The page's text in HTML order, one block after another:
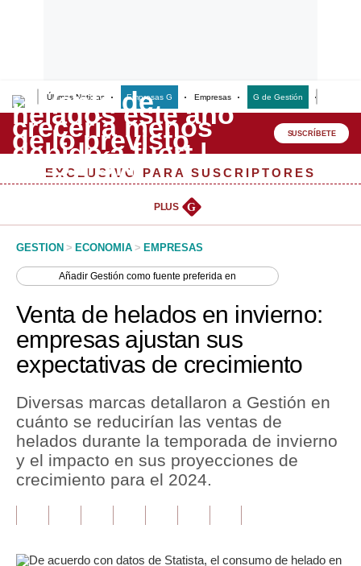
Últimas Noticias Empresas G Empresas G de Gestión
Lo último
Peru Quiosco
Management & Empleo
Perú
Política
Finanzas Personales
Inmobiliarias
Plus G
SUSCRÍBETE
EXCLUSIVO PARA SUSCRIPTORES
PLUS G
GESTION > ECONOMIA > EMPRESAS
AñadirGestión como fuente preferida en
Venta de helados en invierno:
empresas ajustan sus
expectativas de crecimiento
Diversas marcas detallaron a Gestión en
cuánto se reducirían las ventas de
helados durante la temporada de invierno
y el impacto en sus proyecciones de
crecimiento para el 2024.